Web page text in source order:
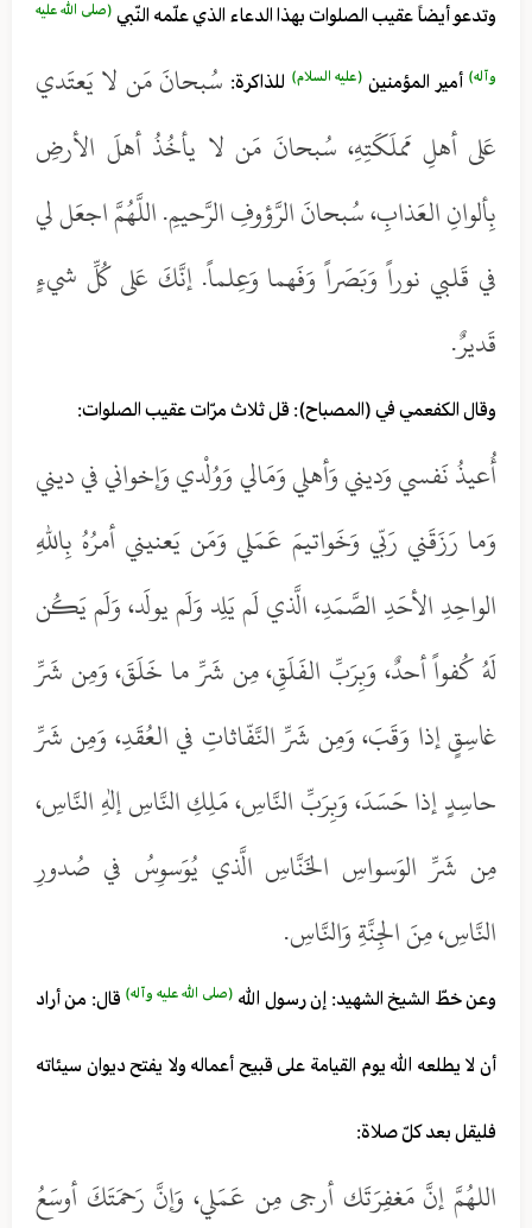
وتدعو أيضاً عقيب الصلوات بهذا الدعاء الذي علّمه النّبي (صلى الله عليه
وآله) أمير المؤمنين (عليه السلام) للذاكرة: سُبحانَ مَن لا يَعتَدي
عَلى أهلِ مَملَكَتِهِ، سُبحانَ مَن لا يأخُذُ أهلَ الأرضِ
بِألوانِ العَذابِ، سُبحانَ الرَّؤوفِ الرَّحيمِ. اللَّهُمَّ اجعَل لي
في قَلبي نوراً وَبَصَراً وَفَهما وَعِلماً. إنَّكَ عَلى كُلِّ شيءٍ
قَديرٌ.
وقال الكفعمي في (المصباح): قل ثلاث مرّات عقيب الصلوات:
أُعيذُ نَفسي وَديني وَأهلي وَمَالي وَوُلْدي وَإخواني في ديني
وَما رَزَقَني رَبّي وَخَواتيمَ عَمَلي وَمَن يَعنيني أمرُهُ بِاللهِ
الواحِدِ الأحَدِ الصَّمَدِ، الَّذي لَم يَلِد وَلَم يولَد، وَلَم يَكُن
لَهُ كُفواً أحدٌ، وَبِرَبِّ الفَلَقِ، مِن شَرِّ ما خَلَقَ، وَمِن شَرِّ
غاسِقٍ إذا وَقَبَ، وَمِن شَرِّ النَّفّاثاتِ في العُقَدِ، وَمِن شَرِّ
حاسِدٍ إذا حَسَدَ، وَبِرَبِّ النَّاسِ، مَلِكِ النَّاسِ إلهِ النَّاسِ،
مِن شَرِّ الوَسواسِ الخَنَّاسِ الَّذي يُوَسوِسُ في صُدورِ
النَّاسِ، مِنَ الجِنَّةِ وَالنَّاسِ.
وعن خطّ الشيخ الشهيد: إن رسول الله (صلى الله عليه وآله) قال: من أراد
أن لا يطلعه الله يوم القيامة على قبيح أعماله ولا يفتح ديوان سيئاته
فليقل بعد كلّ صلاة:
اللهُمَّ إنَّ مَغفِرَتَك أرجى مِن عَمَلي، وَإنَّ رَحمَتَكَ أوسَعُ